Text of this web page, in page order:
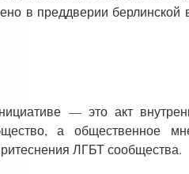
в преддверии
— это акт
а общественное
ЛГБТ сообщества.